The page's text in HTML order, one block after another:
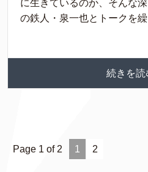
に生きているのか、そんな
の鉄人・泉一也とトークを繰
続きを
Page 1 of 2 1 2